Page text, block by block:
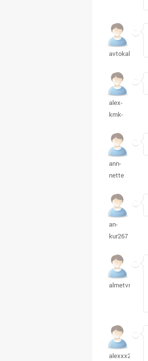
avtokalush197
alex-
kmk-
ann-
nette
an-
kur267
almetvm
alexxx200981